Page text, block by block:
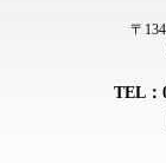
〒
TEL：